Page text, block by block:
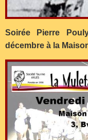
Soirée Pierre
décembre à la